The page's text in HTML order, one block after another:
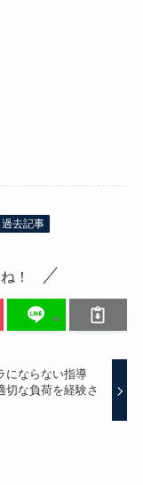
過去記事
！
にならない指導
な負荷を経験さ